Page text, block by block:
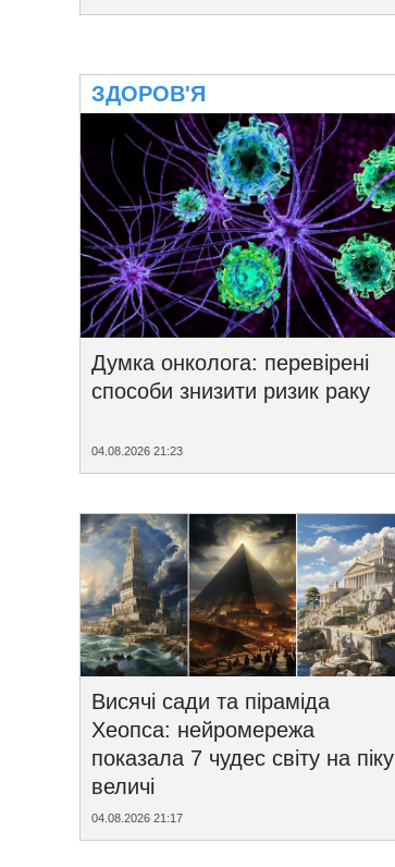
ЗДОРОВ'Я
Думка онколога: перевірені
способи знизити ризик раку
04.08.2026 21:23
Висячі сади та піраміда
Хеопса: нейромережа
показала 7 чудес світу на піку
величі
04.08.2026 21:17